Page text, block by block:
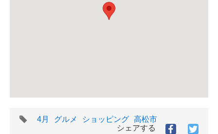
タ
4月 グルメ ショッピング 高松市
シェアする
Facebook